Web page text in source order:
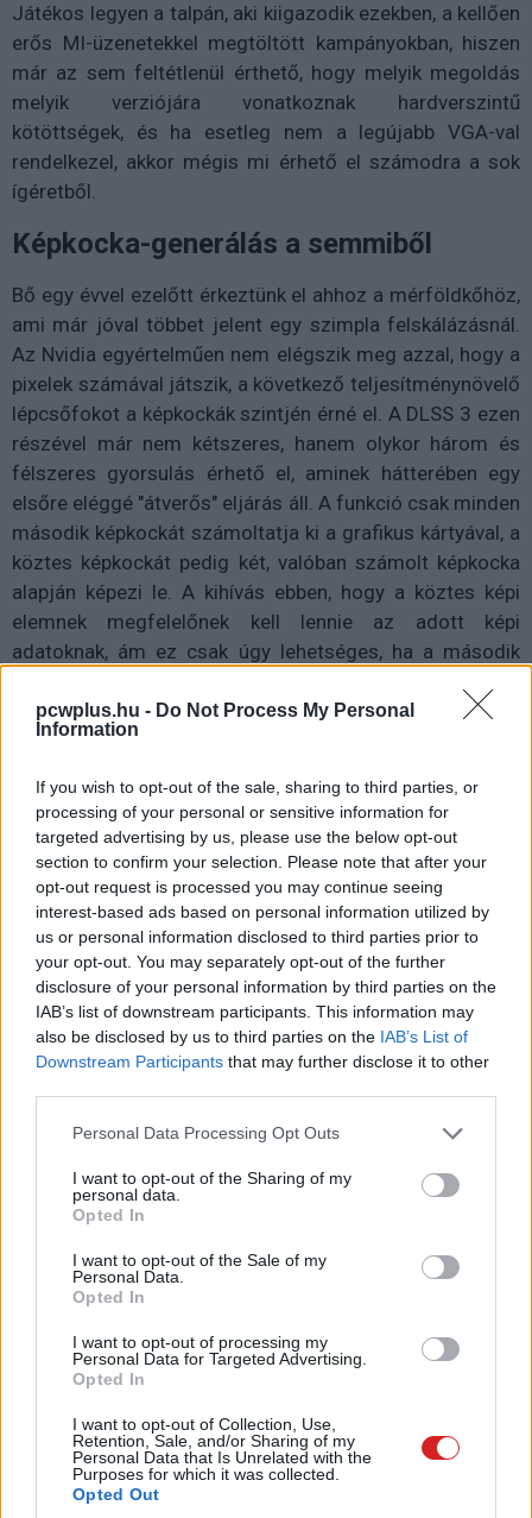
pcwplus.hu - Do Not Process My Personal
Information
If you wish to opt-out of the sale, sharing to third parties, or
processing of your personal or sensitive information for
targeted advertising by us, please use the below opt-out
section to confirm your selection. Please note that after your
opt-out request is processed you may continue seeing
interest-based ads based on personal information utilized by
us or personal information disclosed to third parties prior to
your opt-out. You may separately opt-out of the further
disclosure of your personal information by third parties on the
IAB’s list of downstream participants. This information may
also be disclosed by us to third parties on the IAB’s List of
Downstream Participants that may further disclose it to other
Please note that this website/app uses one or more Google
not limited to your visit or usage behaviour. You may click to
grant or deny consent to Google and its third-party tags to
use your data for below specified purposes in below Google
consent section.
Personal Data Processing Opt Outs
I want to opt-out of the Sharing of my
personal data.
Opted In
I want to opt-out of the Sale of my
Personal Data.
Opted In
I want to opt-out of processing my
Personal Data for Targeted Advertising.
Opted In
I want to opt-out of Collection, Use,
Retention, Sale, and/or Sharing of my
Personal Data that Is Unrelated with the
Purposes for which it was collected.
Opted Out
Játékos legyen a talpán, aki kiigazodik ezekben, a kellően
erős MI-üzenetekkel megtöltött kampányokban, hiszen
már az sem feltétlenül érthető, hogy melyik megoldás
melyik verziójára vonatkoznak hardverszintű
kötöttségek, és ha esetleg nem a legújabb VGA-val
rendelkezel, akkor mégis mi érhető el számodra a sok
ígéretből.
Képkocka-generálás a semmiből
Bő egy évvel ezelőtt érkeztünk el ahhoz a mérföldkőhöz,
ami már jóval többet jelent egy szimpla felskálázásnál.
Az Nvidia egyértelműen nem elégszik meg azzal, hogy a
pixelek számával játszik, a következő teljesítménynövelő
lépcsőfokot a képkockák szintjén érné el. A DLSS 3 ezen
részével már nem kétszeres, hanem olykor három és
félszeres gyorsulás érhető el, aminek hátterében egy
elsőre eléggé "átverős" eljárás áll. A funkció csak minden
második képkockát számoltatja ki a grafikus kártyával, a
köztes képkockát pedig két, valóban számolt képkocka
alapján képezi le. A kihívás ebben, hogy a köztes képi
elemnek megfelelőnek kell lennie az adott képi
adatoknak, ám ez csak úgy lehetséges, ha a második
érdekében. Az eredmény így várhatóan rendben lesz,
miközben a képgenerálás nem terheli sem a processzort,
ellenben nagy késleltetéssel jár, hiszen a köztes
képkockára mindig várnia kell a rendszernek.
Így néz ki papírra vetve a DLSS 3 képkockagenerálásra.
Kiszámításra kerül az első képkocka, amely felskálázással éri
el a kért felbontást, majd legenerálásra kerül egy köztes teljes
megfelelő az implementáció, az egészből semmit sem fogsz
észre venni
Milliszekundumokról van szó, de amikor egy beviteli
parancs (játékirányítás, egérmutatóval célzás és reakció)
50-60 vagy 20 ms alatti értékből indulunk ki. Ezt a
késleltetést csökkenti a Reflex technológia, mely
esélyes lehet képhibák előfordulása; ennek elkerülésében
nyilván erős az összhang az Nvidia és a játékfejlesztők
között.